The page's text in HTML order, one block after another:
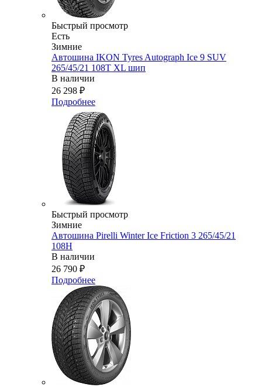
Быстрый просмотр
Есть
Зимние
Автошина IKON Tyres Autograph Ice 9 SUV
265/45/21 108T XL шип
В наличии
26 298 ₽
Подробнее
Быстрый просмотр
Зимние
Автошина Pirelli Winter Ice Friction 3 265/45/21
108H
В наличии
26 790 ₽
Подробнее